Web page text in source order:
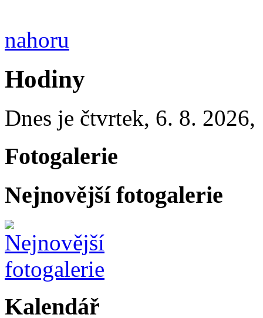
nahoru
Hodiny
Dnes je čtvrtek, 6. 8. 2026,
Fotogalerie
Nejnovější fotogalerie
Kalendář